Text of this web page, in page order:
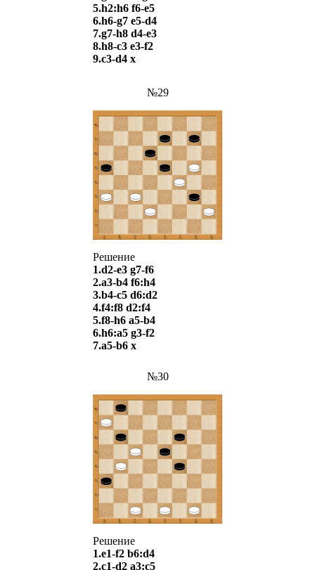
5.h2:h6 f6-e5
6.h6-g7 e5-d4
7.g7-h8 d4-e3
8.h8-c3 e3-f2
9.c3-d4 х
№29
Решение
1.d2-e3 g7-f6
2.a3-b4 f6:h4
3.b4-c5 d6:d2
4.f4:f8 d2:f4
5.f8-h6 a5-b4
6.h6:a5 g3-f2
7.a5-b6 х
№30
Решение
1.e1-f2 b6:d4
2.c1-d2 a3:c5